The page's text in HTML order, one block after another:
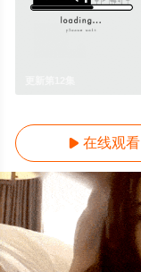
 在线观看